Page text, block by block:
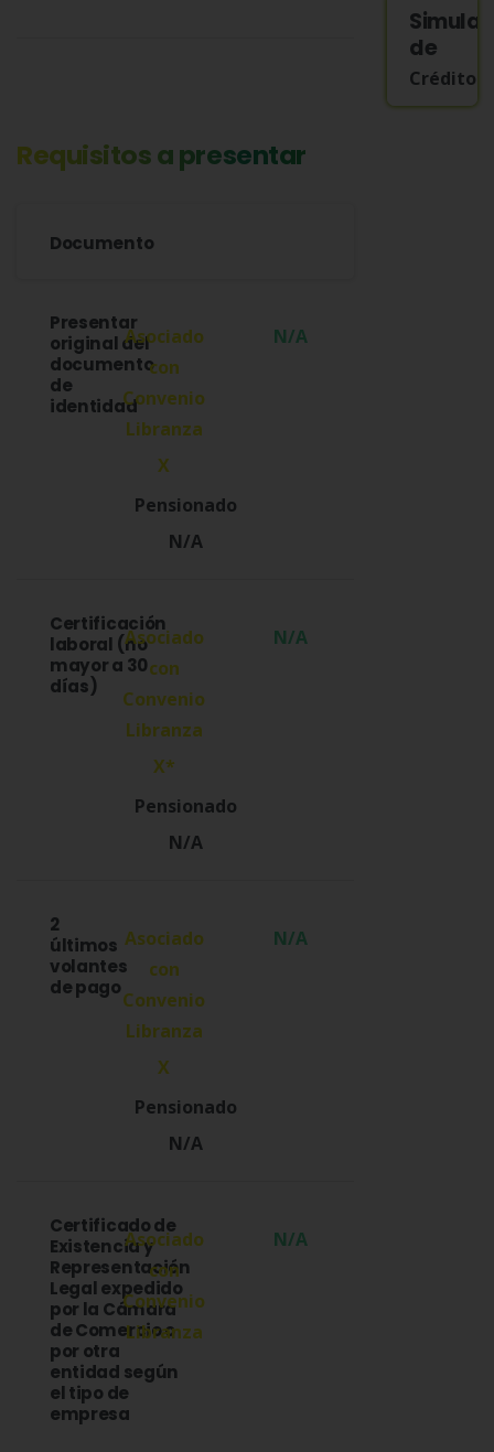
Requisitos a presentar
Documento
Presentar
original del
documento
de
identidad
X
N/A
N/A
Certificación
laboral (no
mayor a 30
días)
X*
N/A
N/A
2
últimos
volantes
de pago
X
N/A
N/A
Certificado de
Existencia y
Representación
Legal expedido
por la Cámara
de Comercio o
por otra
entidad según
el tipo de
empresa
N/A
de
Crédito